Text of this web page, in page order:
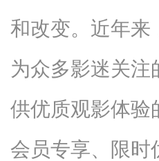
和改变。近年来
为众多影迷关注
供优质观影体验
会员专享、限时